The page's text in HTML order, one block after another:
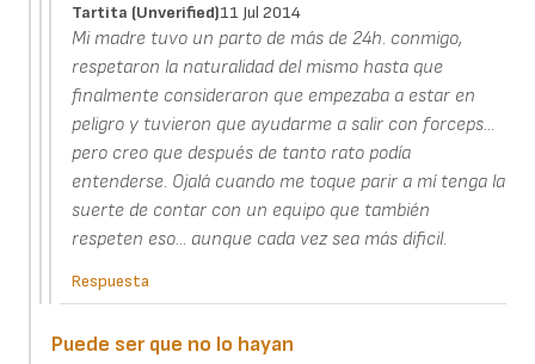
Tartita (unverified)11 Jul 2014
Mi madre tuvo un parto de más de 24h. conmigo,
respetaron la naturalidad del mismo hasta que
finalmente consideraron que empezaba a estar en
peligro y tuvieron que ayudarme a salir con forceps...
pero creo que después de tanto rato podía
entenderse. Ojalá cuando me toque parir a mí tenga la
suerte de contar con un equipo que también
respeten eso... aunque cada vez sea más dificil.
Respuesta
Puede ser que no lo hayan